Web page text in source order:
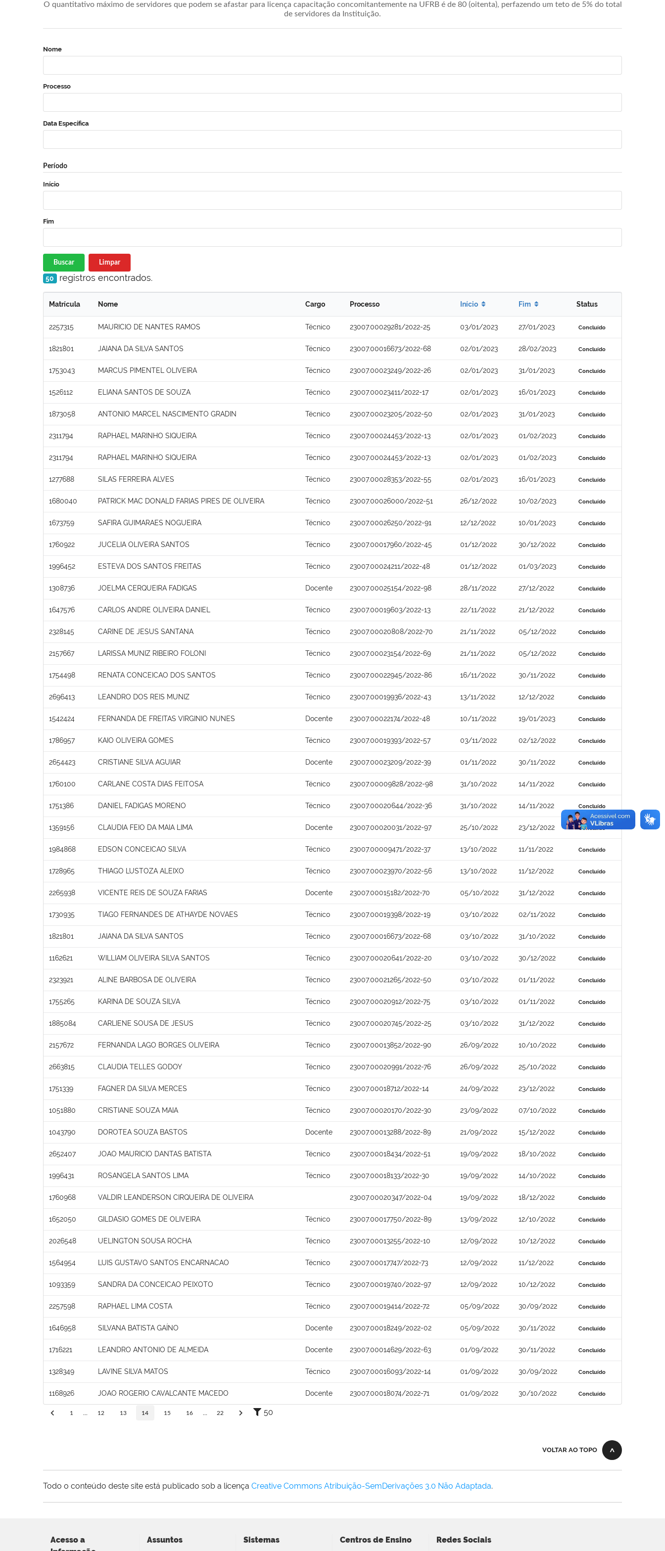
O quantitativo máximo de servidores que podem se afastar para licença capacitação concomitantemente na UFRB é de 80 (oitenta), perfazendo um teto de 5% do total
de servidores da Instituição.
Nome
Processo
Data Específica
Período
Início
Fim
Buscar Limpar
50 registros encontrados.
Matrícula Nome Cargo Processo Início Fim Status
2257315 MAURICIO DE NANTES RAMOS Técnico 23007.00029281/2022-25 03/01/2023 27/01/2023 Concluído
1821801 JAIANA DA SILVA SANTOS Técnico 23007.00016673/2022-68 02/01/2023 28/02/2023 Concluído
1753043 MARCUS PIMENTEL OLIVEIRA Técnico 23007.00023249/2022-26 02/01/2023 31/01/2023 Concluído
1526112 ELIANA SANTOS DE SOUZA Técnico 23007.00023411/2022-17 02/01/2023 16/01/2023 Concluído
1873058 ANTONIO MARCEL NASCIMENTO GRADIN Técnico 23007.00023205/2022-50 02/01/2023 31/01/2023 Concluído
2311794 RAPHAEL MARINHO SIQUEIRA Técnico 23007.00024453/2022-13 02/01/2023 01/02/2023 Concluído
2311794 RAPHAEL MARINHO SIQUEIRA Técnico 23007.00024453/2022-13 02/01/2023 01/02/2023 Concluído
1277688 SILAS FERREIRA ALVES Técnico 23007.00028353/2022-55 02/01/2023 16/01/2023 Concluído
1680040 PATRICK MAC DONALD FARIAS PIRES DE OLIVEIRA Técnico 23007.00026000/2022-51 26/12/2022 10/02/2023 Concluído
1673759 SAFIRA GUIMARAES NOGUEIRA Técnico 23007.00026250/2022-91 12/12/2022 10/01/2023 Concluído
1760922 JUCELIA OLIVEIRA SANTOS Técnico 23007.00017960/2022-45 01/12/2022 30/12/2022 Concluído
1996452 ESTEVA DOS SANTOS FREITAS Técnico 23007.00024211/2022-48 01/12/2022 01/03/2023 Concluído
1308736 JOELMA CERQUEIRA FADIGAS Docente 23007.00025154/2022-98 28/11/2022 27/12/2022 Concluído
1647576 CARLOS ANDRE OLIVEIRA DANIEL Técnico 23007.00019603/2022-13 22/11/2022 21/12/2022 Concluído
2328145 CARINE DE JESUS SANTANA Técnico 23007.00020808/2022-70 21/11/2022 05/12/2022 Concluído
2157667 LARISSA MUNIZ RIBEIRO FOLONI Técnico 23007.00023154/2022-69 21/11/2022 05/12/2022 Concluído
1754498 RENATA CONCEICAO DOS SANTOS Técnico 23007.00022945/2022-86 16/11/2022 30/11/2022 Concluído
2696413 LEANDRO DOS REIS MUNIZ Técnico 23007.00019936/2022-43 13/11/2022 12/12/2022 Concluído
1542424 FERNANDA DE FREITAS VIRGINIO NUNES Docente 23007.00022174/2022-48 10/11/2022 19/01/2023 Concluído
1786957 KAIO OLIVEIRA GOMES Técnico 23007.00019393/2022-57 03/11/2022 02/12/2022 Concluído
2654423 CRISTIANE SILVA AGUIAR Docente 23007.00023209/2022-39 01/11/2022 30/11/2022 Concluído
1760100 CARLANE COSTA DIAS FEITOSA Técnico 23007.00009828/2022-98 31/10/2022 14/11/2022 Concluído
1751386 DANIEL FADIGAS MORENO Técnico 23007.00020644/2022-36 31/10/2022 14/11/2022 Concluído
1359156 CLAUDIA FEIO DA MAIA LIMA Docente 23007.00020031/2022-97 25/10/2022 23/12/2022 Concluído
1984868 EDSON CONCEICAO SILVA Técnico 23007.00009471/2022-37 13/10/2022 11/11/2022 Concluído
1728965 THIAGO LUSTOZA ALEIXO Técnico 23007.00023970/2022-56 13/10/2022 11/12/2022 Concluído
2265938 VICENTE REIS DE SOUZA FARIAS Docente 23007.00015182/2022-70 05/10/2022 31/12/2022 Concluído
1730935 TIAGO FERNANDES DE ATHAYDE NOVAES Técnico 23007.00019398/2022-19 03/10/2022 02/11/2022 Concluído
1821801 JAIANA DA SILVA SANTOS Técnico 23007.00016673/2022-68 03/10/2022 31/10/2022 Concluído
1162621 WILLIAM OLIVEIRA SILVA SANTOS Técnico 23007.00020641/2022-20 03/10/2022 30/12/2022 Concluído
2323921 ALINE BARBOSA DE OLIVEIRA Técnico 23007.00021265/2022-50 03/10/2022 01/11/2022 Concluído
1755265 KARINA DE SOUZA SILVA Técnico 23007.00020912/2022-75 03/10/2022 01/11/2022 Concluído
1885084 CARLIENE SOUSA DE JESUS Técnico 23007.00020745/2022-25 03/10/2022 31/12/2022 Concluído
2157672 FERNANDA LAGO BORGES OLIVEIRA Técnico 23007.00013852/2022-90 26/09/2022 10/10/2022 Concluído
2663815 CLAUDIA TELLES GODOY Técnico 23007.00020991/2022-76 26/09/2022 25/10/2022 Concluído
1751339 FAGNER DA SILVA MERCES Técnico 23007.00018712/2022-14 24/09/2022 23/12/2022 Concluído
1051880 CRISTIANE SOUZA MAIA Técnico 23007.00020170/2022-30 23/09/2022 07/10/2022 Concluído
1043790 DOROTEA SOUZA BASTOS Docente 23007.00013288/2022-89 21/09/2022 15/12/2022 Concluído
2652407 JOAO MAURICIO DANTAS BATISTA Técnico 23007.00018434/2022-51 19/09/2022 18/10/2022 Concluído
1996431 ROSANGELA SANTOS LIMA Técnico 23007.00018133/2022-30 19/09/2022 14/10/2022 Concluído
1760968 VALDIR LEANDERSON CIRQUEIRA DE OLIVEIRA 23007.00020347/2022-04 19/09/2022 18/12/2022 Concluído
1652050 GILDASIO GOMES DE OLIVEIRA Técnico 23007.00017750/2022-89 13/09/2022 12/10/2022 Concluído
2026548 UELINGTON SOUSA ROCHA Técnico 23007.00013255/2022-10 12/09/2022 10/12/2022 Concluído
1564954 LUIS GUSTAVO SANTOS ENCARNACAO Técnico 23007.00017747/2022-73 12/09/2022 11/12/2022 Concluído
1093359 SANDRA DA CONCEICAO PEIXOTO Técnico 23007.00019740/2022-97 12/09/2022 10/12/2022 Concluído
2257598 RAPHAEL LIMA COSTA Técnico 23007.00019414/2022-72 05/09/2022 30/09/2022 Concluído
1646958 SILVANA BATISTA GAÍNO Docente 23007.00018249/2022-02 05/09/2022 30/11/2022 Concluído
1716221 LEANDRO ANTONIO DE ALMEIDA Docente 23007.00014629/2022-63 01/09/2022 30/11/2022 Concluído
1328349 LAVINE SILVA MATOS Técnico 23007.00016093/2022-14 01/09/2022 30/09/2022 Concluído
1168926 JOAO ROGERIO CAVALCANTE MACEDO Docente 23007.00018074/2022-71 01/09/2022 30/10/2022 Concluído
1 12 13 14 15 16 22 50
VOLTAR AO TOPO
Todo o conteúdo deste site está publicado sob a licença Creative Commons Atribuição-SemDerivações 3.0 Não Adaptada.
Acesso a
Assuntos Sistemas Centros de Ensino Redes Sociais